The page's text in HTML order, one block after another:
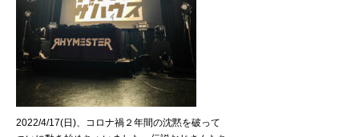
もう入るしかない、無敵のゾーンに。
2022/4/17(日)、コロナ禍２年間の沈黙を破って